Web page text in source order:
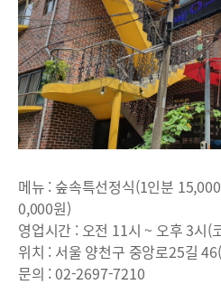
메뉴 : 숲속특선정식(1인분
0,000원)
영업시간 : 오전 11시 ~ 오후 3시(
위치 : 서울 양천구 중앙로25길
문의 : 02-2697-7210